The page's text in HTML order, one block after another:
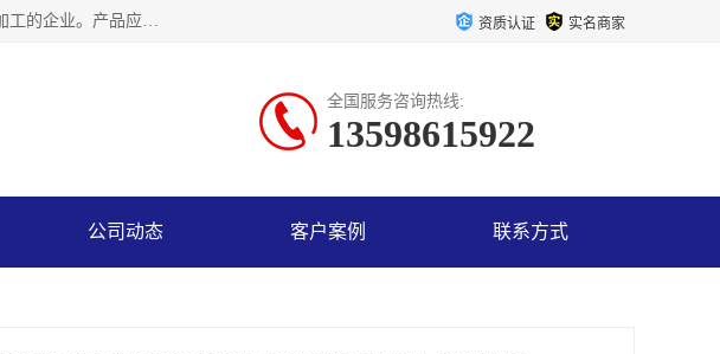
河南大林橡胶通信器材有限公司是一个专注于各种橡胶件、离合器及配件、泥浆泵及配件等产品设计制造和加工的企业。产品应用于矿山、冶金、石油、钢铁、化工、水泥、船舶、造纸、通用机械等各种大功率机械传动或制动装置。 资质认证 实名商家
全国服务咨询热线:
13598615922
公司动态 客户案例 联系方式